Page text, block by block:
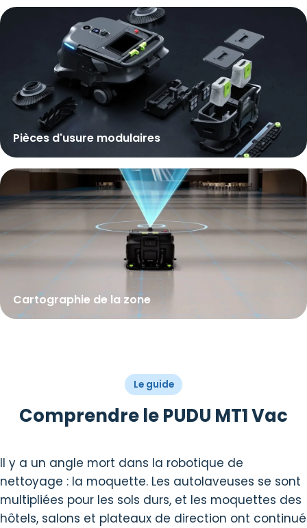
Pièces d'usure modulaires
Cartographie de la zone
Le guide
Comprendre le PUDU MT1 Vac
Il y a un angle mort dans la robotique de
nettoyage : la moquette. Les autolaveuses se sont
multipliées pour les sols durs, et les moquettes des
hôtels, salons et plateaux de direction ont continué